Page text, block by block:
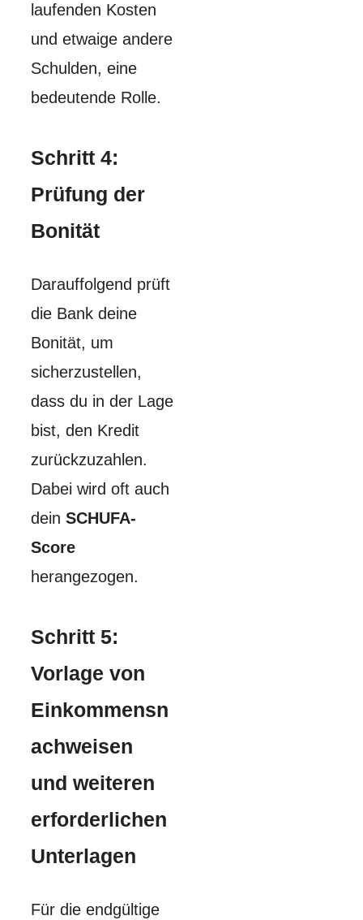
laufenden Kosten
und etwaige andere
Schulden, eine
bedeutende Rolle.
Schritt 4:
Prüfung der
Bonität
Darauffolgend prüft
die Bank deine
Bonität, um
sicherzustellen,
dass du in der Lage
bist, den Kredit
zurückzuzahlen.
Dabei wird oft auch
dein SCHUFA-
Score
herangezogen.
Schritt 5:
Vorlage von
Einkommensn
achweisen
und weiteren
erforderlichen
Unterlagen
Für die endgültige